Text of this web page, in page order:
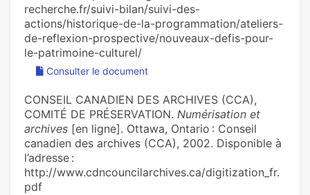
recherche.fr/suivi-bilan/suivi-des-
actions/historique-de-la-programmation/ateliers-
de-reflexion-prospective/nouveaux-defis-pour-
le-patrimoine-culturel/
Consulter le document
CONSEIL CANADIEN DES ARCHIVES (CCA),
COMITÉ DE PRÉSERVATION. Numérisation et
archives [en ligne]. Ottawa, Ontario : Conseil
canadien des archives (CCA), 2002. Disponible à
l’adresse :
http://www.cdncouncilarchives.ca/digitization_fr.
pdf